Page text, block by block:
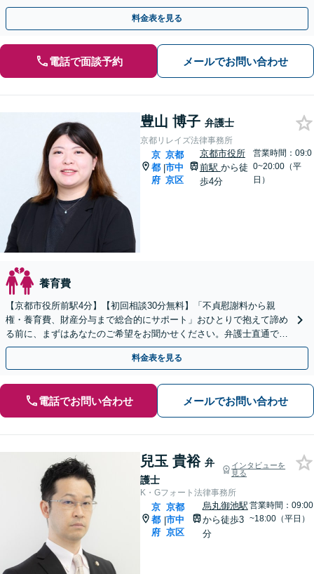
ます。お悩みの際は、お気軽にご相談ください。
料金表を見る
電話で面談予約 メールでお問い合わせ
豊山 博子 弁護士
京都リレイズ法律事務所
京
都
府
|
京都
市中
京区
京都市役所
前駅 から徒
歩4分
営業時間：09:0
0~20:00（平
日）
養育費
【京都市役所前駅4分】【初回相談30分無料】「不貞慰謝料から親
権・養育費、財産分与まで総合的にサポート」おひとりで抱えて諦め
る前に、まずはあなたのご希望をお聞かせください。弁護士直通でお
問い合わせいただけるので、最短即日対応が可能です。
料金表を見る
電話でお問い合わせ メールでお問い合わせ
兒玉 貴裕 弁
護士
インタビューを
見る
K・Gフォート法律事務所
京
都
府
|
京都
市中
京区
烏丸御池駅
から徒歩3
分
営業時間：09:00
~18:00（平日）